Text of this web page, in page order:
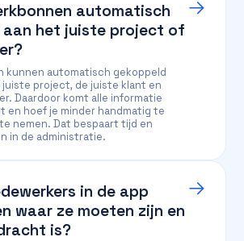
automatisch
aan het juiste project of
kunnen automatisch gekoppeld
juiste project, de juiste klant en
Daardoor komt alle informatie
en hoef je minder handmatig te
nemen. Dat bespaart tijd en
in de administratie.
in de app
waar ze moeten zijn en
is?